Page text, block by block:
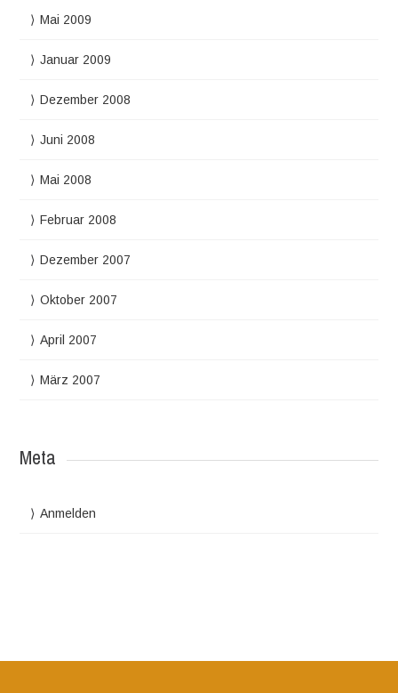
Mai 2009
Januar 2009
Dezember 2008
Juni 2008
Mai 2008
Februar 2008
Dezember 2007
Oktober 2007
April 2007
März 2007
Meta
Anmelden